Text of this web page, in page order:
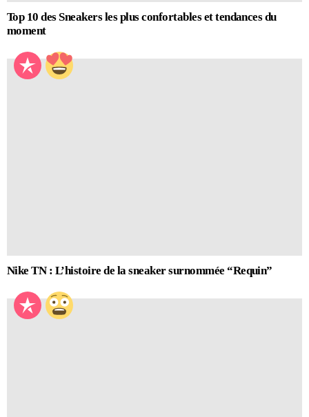
Top 10 des Sneakers les plus confortables et tendances du
moment
Nike TN : L’histoire de la sneaker surnommée “Requin”